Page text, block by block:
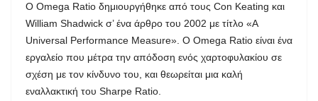
O Omega Ratio δημιουργήθηκε από τους Con Keating και
William Shadwick σ’ ένα άρθρο του 2002 με τίτλο «A
Universal Performance Measure». O Omega Ratio είναι ένα
εργαλείο που μέτρα την απόδοση ενός χαρτοφυλακίου σε
σχέση με τον κίνδυνο του, και θεωρείται μια καλή
εναλλακτική του Sharpe Ratio.